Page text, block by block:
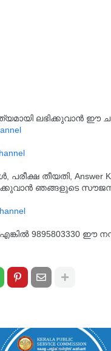
ലഭിക്കുവാൻ
തീയതി, Answer Key,
ഞങ്ങളുടെ
9895803330 ഈ